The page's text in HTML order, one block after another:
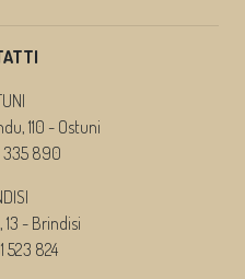
110 - Ostuni
335 890
13 - Brindisi
523 824